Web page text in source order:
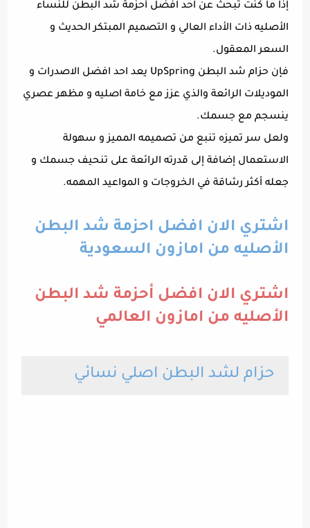
إذا ما كنت تبحث عن احد افضل أحزمة شد البطن للنساء
الأصليه ذات الأداء العالي و التصميم المبتكر الحديث و
السعر المعقول.
فإن حزام شد البطن UpSpring يعد احد افضل الاصدرات و
الموديلات الرائعة والذي عزز مع خامة اصليه و مظهر عصري
ينسجم مع جسمك.
ولعل سر تميزه تنبع من تصميمه المميز و سهولة
الاستعمال إضافة إلى قدرته الرائعة على تنحيف جسمك و
جعله أكثر رشاقة في الخروجات و المواعيد المهمه.
اشتري الان افضل احزمة شد البطن
الأصليه من امازون السعودية
اشتري الان افضل أحزمة شد البطن
الأصليه من امازون العالمي
حزام لشد البطن اصلي نسائي